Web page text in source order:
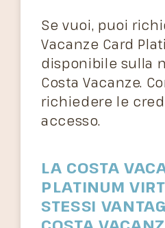
Se vuoi, puoi
Vacanze Card
disponibile sulla
Costa Vacanze.
richiedere le
accesso.
LA COSTA
PLATINUM
STESSI